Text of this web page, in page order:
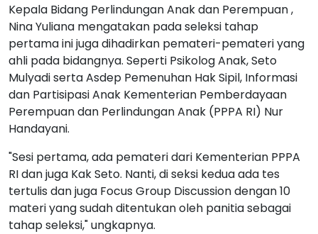
Kepala Bidang Perlindungan Anak dan Perempuan ,
Nina Yuliana mengatakan pada seleksi tahap
pertama ini juga dihadirkan pemateri-pemateri yang
ahli pada bidangnya. Seperti Psikolog Anak, Seto
Mulyadi serta Asdep Pemenuhan Hak Sipil, Informasi
dan Partisipasi Anak Kementerian Pemberdayaan
Perempuan dan Perlindungan Anak (PPPA RI) Nur
Handayani.
"Sesi pertama, ada pemateri dari Kementerian PPPA
RI dan juga Kak Seto. Nanti, di seksi kedua ada tes
tertulis dan juga Focus Group Discussion dengan 10
materi yang sudah ditentukan oleh panitia sebagai
tahap seleksi," ungkapnya.